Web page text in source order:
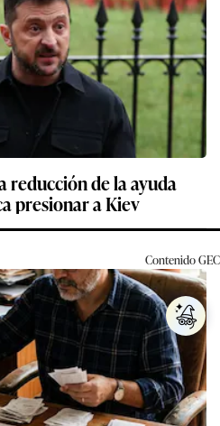
reducción de la ayuda
presionar a Kiev
ContenidoGEC